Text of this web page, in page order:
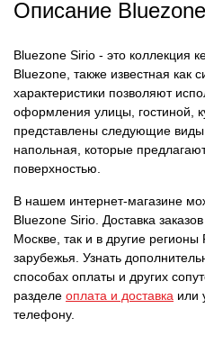
Описание Bluezone
Bluezone Sirio - это коллекция
Bluezone, также известная как
характеристики позволяют
оформления улицы, гостиной,
представлены следующие виды
напольная, которые
поверхностью.
В нашем интернет-магазине
Bluezone Sirio. Доставка
Москве, так и в другие
зарубежья. Узнать
способах оплаты и других
разделе оплата и доставка или
телефону.